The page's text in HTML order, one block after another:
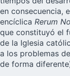
en consecuencia,
encíclica Rerum
que constituyó el
de la Iglesia
a los problemas
de forma